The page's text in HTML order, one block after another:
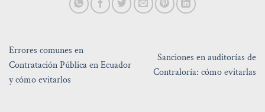
Errores comunes en
Contratación Pública en Ecuador
y cómo evitarlos
Sanciones en auditorías de
Contraloría: cómo evitarlas